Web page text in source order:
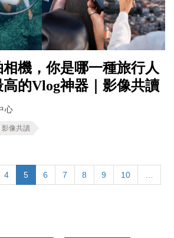
相機，你是哪一種旅行人
的Vlog神器｜影像共讀
心
影像共讀
4 5 6 7 8 9 10